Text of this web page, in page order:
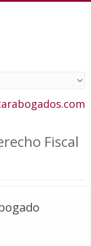
Fiscal